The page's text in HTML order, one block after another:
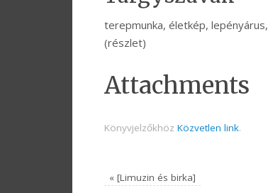
terepmunka, életkép,
(részlet)
Attachments
Könyvjelzőkhöz Közvetlen link.
« [Limuzin és birka]